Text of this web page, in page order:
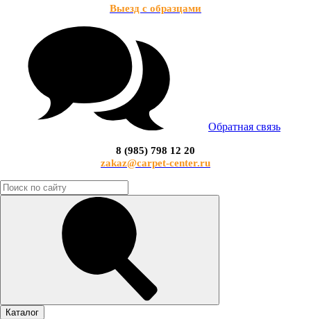
Выезд с образцами
Обратная связь
8 (985) 798 12 20
zakaz@carpet-center.ru
Каталог